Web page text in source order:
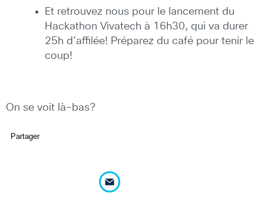
Et retrouvez nous pour le lancement du
Hackathon Vivatech à 16h30, qui va durer
25h d’affilée! Préparez du café pour tenir le
coup!
On se voit là-bas?
Partager